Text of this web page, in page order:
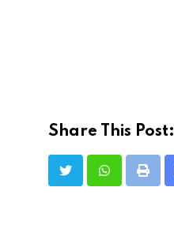
Share This Post:
Print